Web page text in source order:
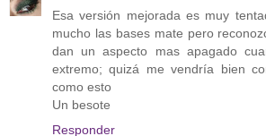
Esa versión mejorada es muy
mucho las bases mate pero
dan un aspecto mas apagado
extremo; quizá me vendría bien
como esto
Un besote
Responder